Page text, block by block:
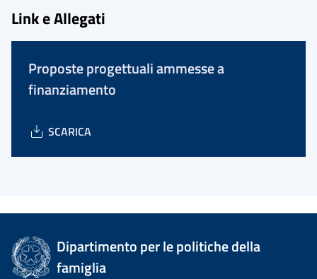
Link e Allegati
Proposte progettuali ammesse a
finanziamento
SCARICA
Dipartimento per le politiche della
famiglia